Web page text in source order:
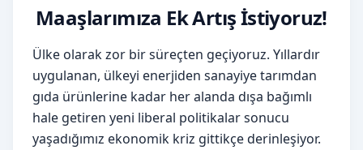
Maaşlarımıza Ek Artış İstiyoruz!
Ülke olarak zor bir süreçten geçiyoruz. Yıllardır
uygulanan, ülkeyi enerjiden sanayiye tarımdan
gıda ürünlerine kadar her alanda dışa bağımlı
hale getiren yeni liberal politikalar sonucu
yaşadığımız ekonomik kriz gittikçe derinleşiyor.